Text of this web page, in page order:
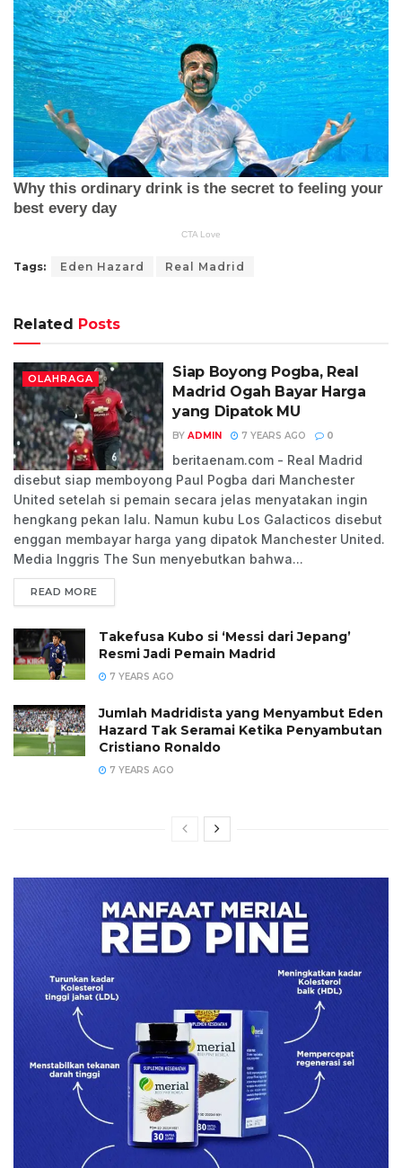
Tags: Eden Hazard Real Madrid
Related Posts
OLAHRAGA
Siap Boyong Pogba, Real
Madrid Ogah Bayar Harga
yang Dipatok MU
BY ADMIN 7 YEARS AGO 0
beritaenam.com - Real Madrid
disebut siap memboyong Paul Pogba dari Manchester
United setelah si pemain secara jelas menyatakan ingin
hengkang pekan lalu. Namun kubu Los Galacticos disebut
enggan membayar harga yang dipatok Manchester United.
Media Inggris The Sun menyebutkan bahwa...
READ MORE
Takefusa Kubo si ‘Messi dari Jepang’
Resmi Jadi Pemain Madrid
7 YEARS AGO
Jumlah Madridista yang Menyambut Eden
Hazard Tak Seramai Ketika Penyambutan
Cristiano Ronaldo
7 YEARS AGO